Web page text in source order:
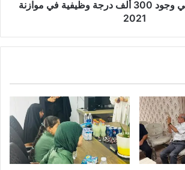
المالية النيابية تنفي وجود 300 ألف درجة وظيفية في موازنة
2021